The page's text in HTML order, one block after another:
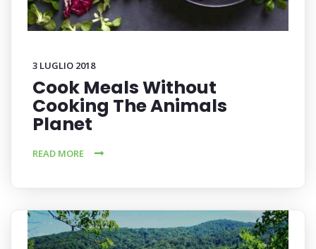
3 LUGLIO 2018
Cook Meals Without
Cooking The Animals
Planet
READ MORE